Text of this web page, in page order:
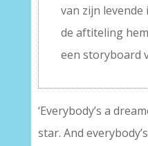
van zijn
de aftiteling
een storyboard
‘Everybody’s a
star. And